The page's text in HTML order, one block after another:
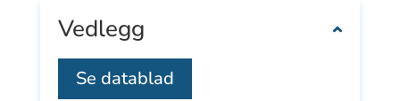
Vedlegg
Se datablad